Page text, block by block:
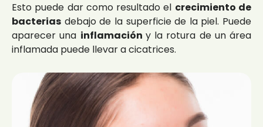
Esto puede dar como resultado el crecimiento de
bacterias debajo de la superficie de la piel. Puede
aparecer una inflamación y la rotura de un área
inflamada puede llevar a cicatrices.